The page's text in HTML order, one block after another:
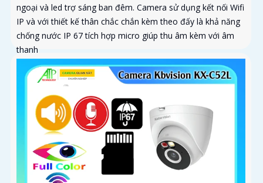
ngoại và led trợ sáng ban đêm. Camera sử dụng kết nối Wifi
IP và với thiết kế thân chắc chắn kèm theo đấy là khả năng
chống nước IP 67 tích hợp micro giúp thu âm kèm với âm
thanh